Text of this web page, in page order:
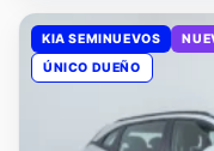
KIA SEMINUEVOS